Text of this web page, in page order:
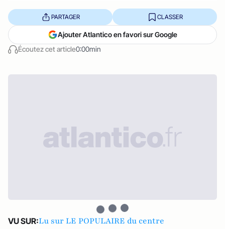
Écoutez cet article0:00min
PARTAGER CLASSER
Ajouter Atlantico en favori sur Google
VU SUR:Lu sur LE POPULAIRE du centre